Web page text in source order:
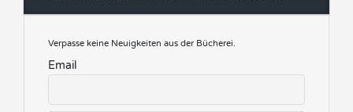
Verpasse keine Neuigkeiten aus der Bücherei.
Email